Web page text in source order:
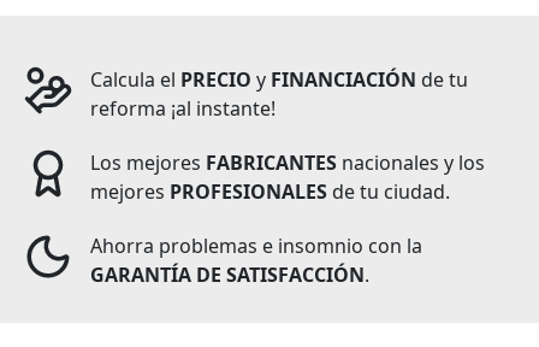
Calcula el PRECIO y FINANCIACIÓN de tu
reforma ¡al instante!
Los mejores FABRICANTES nacionales y los
mejores PROFESIONALES de tu ciudad.
Ahorra problemas e insomnio con la
GARANTÍA DE SATISFACCIÓN.